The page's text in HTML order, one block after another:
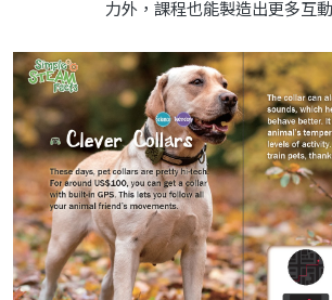
力外，課程也能製造出更多互